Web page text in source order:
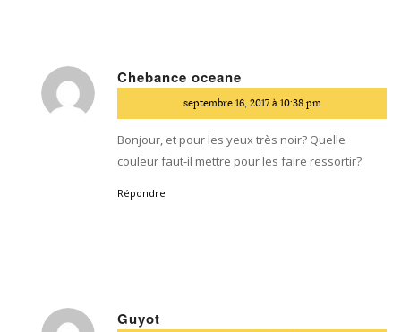
Chebance oceane
:
septembre 16, 2017 à 10:38 pm
Bonjour, et pour les yeux très noir? Quelle
couleur faut-il mettre pour les faire ressortir?
Répondre
Guyot